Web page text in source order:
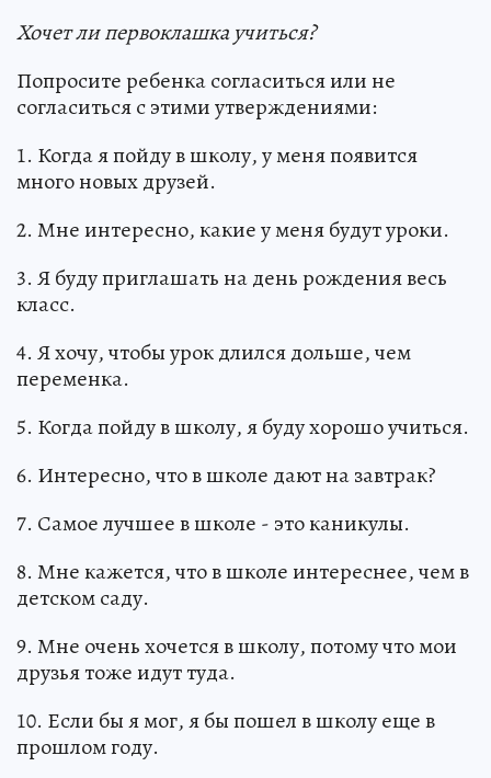
Хочет ли первоклашка учиться?
Попросите ребенка согласиться или не
согласиться с этими утверждениями:
1. Когда я пойду в школу, у меня появится
много новых друзей.
2. Мне интересно, какие у меня будут уроки.
3. Я буду приглашать на день рождения весь
класс.
4. Я хочу, чтобы урок длился дольше, чем
переменка.
5. Когда пойду в школу, я буду хорошо учиться.
6. Интересно, что в школе дают на завтрак?
7. Самое лучшее в школе - это каникулы.
8. Мне кажется, что в школе интереснее, чем в
детском саду.
9. Мне очень хочется в школу, потому что мои
друзья тоже идут туда.
10. Если бы я мог, я бы пошел в школу еще в
прошлом году.